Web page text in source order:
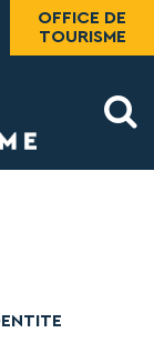
OFFICE DE
TOURISME